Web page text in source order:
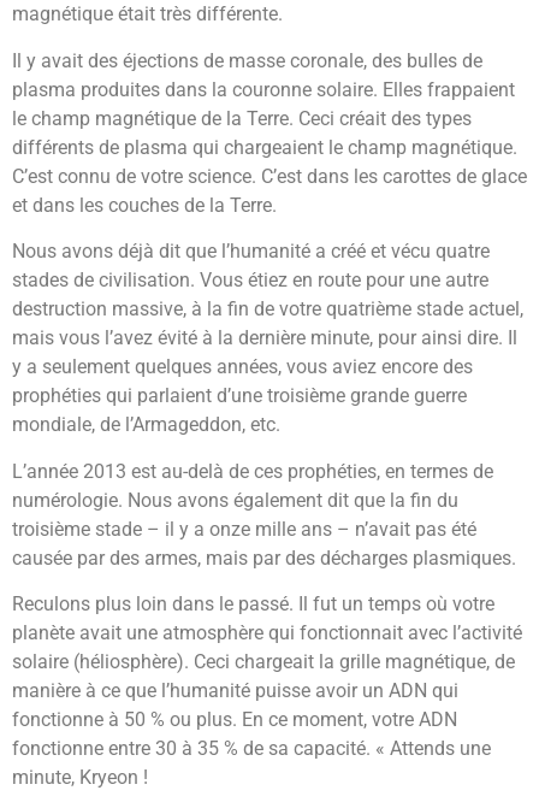
magnétique était très différente.
Il y avait des éjections de masse coronale, des bulles de
plasma produites dans la couronne solaire. Elles frappaient
le champ magnétique de la Terre. Ceci créait des types
différents de plasma qui chargeaient le champ magnétique.
C’est connu de votre science. C’est dans les carottes de glace
et dans les couches de la Terre.
Nous avons déjà dit que l’humanité a créé et vécu quatre
stades de civilisation. Vous étiez en route pour une autre
destruction massive, à la fin de votre quatrième stade actuel,
mais vous l’avez évité à la dernière minute, pour ainsi dire. Il
y a seulement quelques années, vous aviez encore des
prophéties qui parlaient d’une troisième grande guerre
mondiale, de l’Armageddon, etc.
L’année 2013 est au-delà de ces prophéties, en termes de
numérologie. Nous avons également dit que la fin du
troisième stade – il y a onze mille ans – n’avait pas été
causée par des armes, mais par des décharges plasmiques.
Reculons plus loin dans le passé. Il fut un temps où votre
planète avait une atmosphère qui fonctionnait avec l’activité
solaire (héliosphère). Ceci chargeait la grille magnétique, de
manière à ce que l’humanité puisse avoir un ADN qui
fonctionne à 50 % ou plus. En ce moment, votre ADN
fonctionne entre 30 à 35 % de sa capacité. « Attends une
minute, Kryeon !